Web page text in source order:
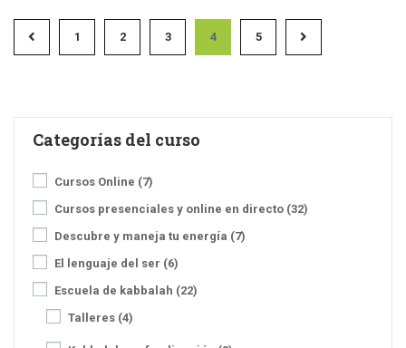
1 2 3 4 5
Categorías del curso
Cursos Online (7)
Cursos presenciales y online en directo (32)
Descubre y maneja tu energía (7)
El lenguaje del ser (6)
Escuela de kabbalah (22)
Talleres (4)